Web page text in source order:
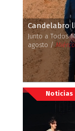
Candelabro
Junto a Todos
agosto /
Noticias